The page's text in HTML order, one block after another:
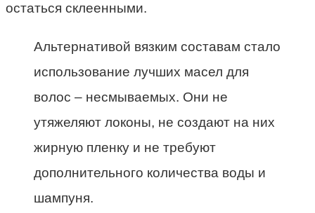
остаться склеенными.
Альтернативой вязким составам стало
использование лучших масел для
волос – несмываемых. Они не
утяжеляют локоны, не создают на них
жирную пленку и не требуют
дополнительного количества воды и
шампуня.